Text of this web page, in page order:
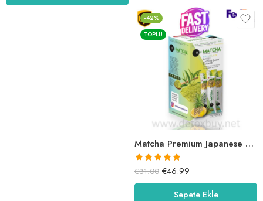
-42%
TOPLU
Matcha Premium Japanese – BROMELAİN & Limon Detox Çay
5 üzerinden
5.00oy aldı
€81.00 €46.99
Sepete Ekle